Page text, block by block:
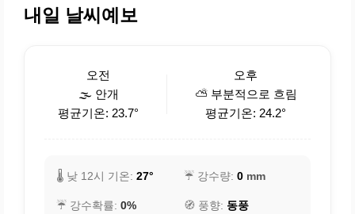
내일 날씨예보
오전
🌫️ 안개
평균기온: 23.7°
오후
⛅ 부분적으로 흐림
평균기온: 24.2°
🌡️ 낮 12시 기온: 27° ☔ 강수량: 0 mm
☔ 강수확률: 0% 🧭 풍향: 동풍